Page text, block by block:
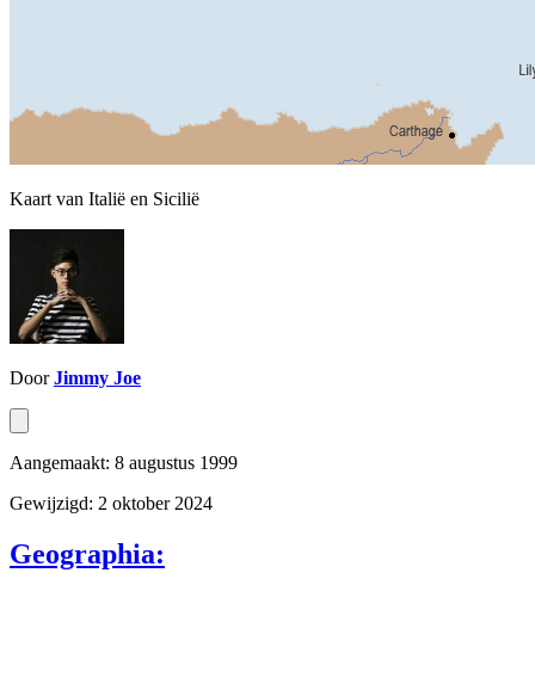
Kaart van Italië en Sicilië
DoorJimmy Joe
Aangemaakt: 8 augustus 1999
Gewijzigd: 2 oktober 2024
Geographia: